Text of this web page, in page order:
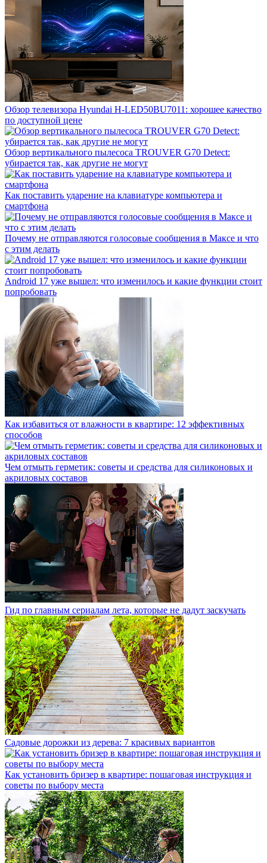
Обзор телевизора Hyundai H-LED50BU7011: хорошее качество
по доступной цене
Обзор вертикального пылесоса TROUVER G70 Detect:
убирается так, как другие не могут
Как поставить ударение на клавиатуре компьютера и
смартфона
Почему не отправляются голосовые сообщения в Максе и что
с этим делать
Android 17 уже вышел: что изменилось и какие функции стоит
попробовать
Как избавиться от влажности в квартире: 12 эффективных
способов
Чем отмыть герметик: советы и средства для силиконовых и
акриловых составов
Гид по главным сериалам лета, которые не дадут заскучать
Садовые дорожки из дерева: 7 красивых вариантов
Как установить бризер в квартире: пошаговая инструкция и
советы по выбору места